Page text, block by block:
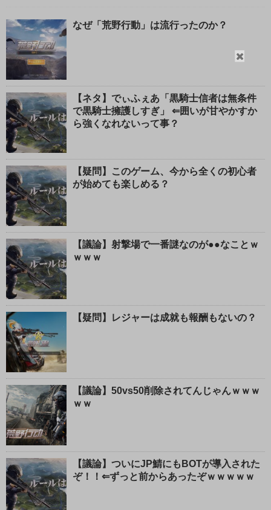
閉
る
なぜ「荒野行動」は流行ったのか？
【ネタ】でぃふぇあ「黒騎士信者は無条件
で黒騎士擁護しすぎ」 ⇐囲いが甘やかすか
ら強くなれないって事？
【疑問】このゲーム、今から全くの初心者
が始めても楽しめる？
【議論】射撃場で一番謎なのが●●なことｗ
ｗｗｗ
【疑問】レジャーは成就も報酬もないの？
【議論】50vs50削除されてんじゃんｗｗｗ
ｗｗ
【議論】ついにJP鯖にもBOTが導入された
ぞ！！⇐ずっと前からあったぞｗｗｗｗｗ